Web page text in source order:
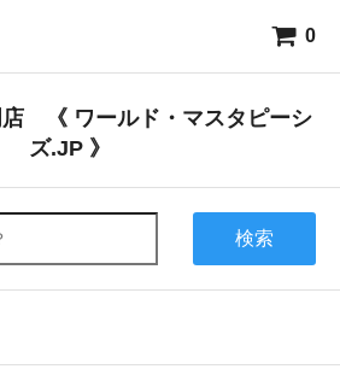
0
《 ワールド・マスタピーシ
ズ.JP 》
検索